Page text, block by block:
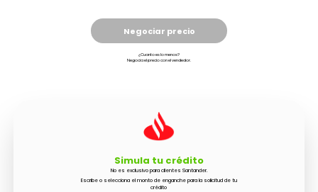
Negociar precio
¿Cuanto es lo menos?
Negocia el precio con el vendedor.
Simula tu crédito
No es exclusivo para clientes Santander.
Escribe o selecciona el monto de enganche para la solicitud de tu
crédito